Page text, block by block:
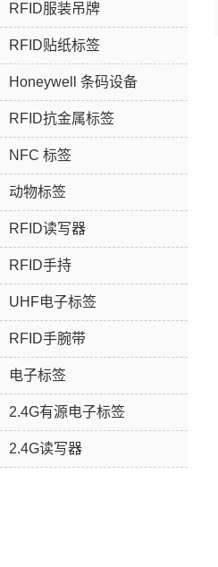
RFID服装吊牌
RFID贴纸标签
Honeywell 条码设备
RFID抗金属标签
NFC 标签
动物标签
RFID读写器
RFID手持
UHF电子标签
RFID手腕带
电子标签
2.4G有源电子标签
2.4G读写器